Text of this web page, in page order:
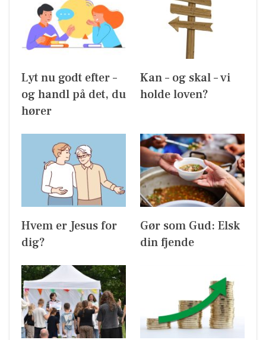
Lyt nu godt efter –
og handl på det, du
hører
Kan – og skal – vi
holde loven?
Hvem er Jesus for
dig?
Gør som Gud: Elsk
din fjende